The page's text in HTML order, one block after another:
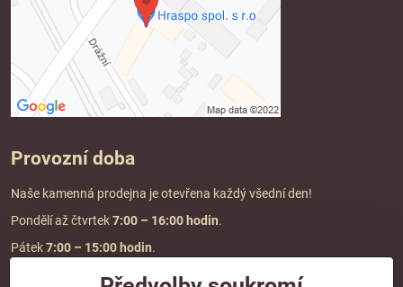
Provozní doba
Naše kamenná prodejna je otevřena každý všední den!
Pondělí až čtvrtek7:00 – 16:00 hodin.
Pátek7:00 – 15:00 hodin.